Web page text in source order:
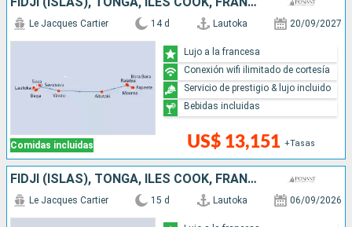
Comidas incluidas
Le Jacques Cartier 14 d Lautoka 20/09/2027
US$ 13,151 +Tasas
Lujo a la francesa
Conexión wifi ilimitado de cortesía
Servicio de prestigio & lujo incluido
Bebidas incluidas
FIDJI (ISLAS), TONGA, ILES COOK, FRANCIA
Le Jacques Cartier 15 d Lautoka 06/09/2026